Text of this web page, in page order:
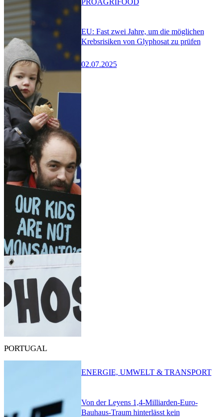
EU: Fast zwei Jahre, um die möglichen
Krebsrisiken von Glyphosat zu prüfen
02.07.2025
PORTUGAL
Von der Leyens 1,4-Milliarden-Euro-
Bauhaus-Traum hinterlässt kein
ENERGIE, UMWELT & TRANSPORT